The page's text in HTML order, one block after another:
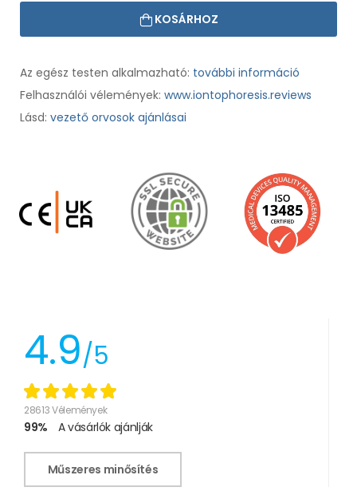
KOSÁRHOZ
Az egész testen alkalmazható: további információ
Felhasználói vélemények: www.iontophoresis.reviews
Lásd: vezető orvosok ajánlásai
4.9/5
28613 Vélemények
99% A vásárlók ajánlják
Műszeres minősítés